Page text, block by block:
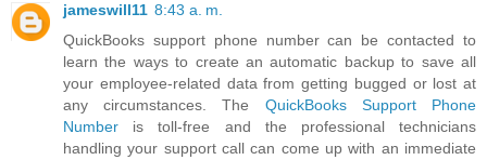
jameswill11 8:43 a. m.
QuickBooks support phone number can be contacted to
learn the ways to create an automatic backup to save all
your employee-related data from getting bugged or lost at
any circumstances. The QuickBooks Support Phone
Number is toll-free and the professional technicians
handling your support call can come up with an immediate